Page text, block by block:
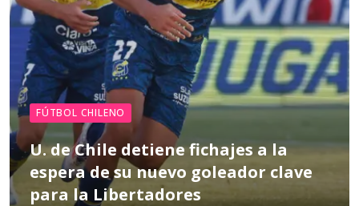
FÚTBOL CHILENO
U. de Chile detiene fichajes a la
espera de su nuevo goleador clave
para la Libertadores